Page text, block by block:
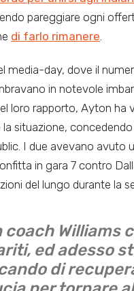
pareggiare ogni
di farlo rimanere.
media-day, dove il
in notevole
loro rapporto, Ayton ha
situazione, concedendo
I due avevano avuto
in gara 7 contro
del lungo durante la
coach Williams
ed adesso
di